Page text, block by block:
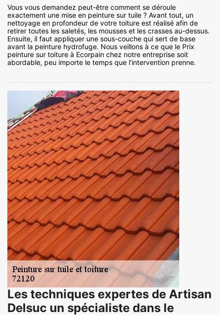
Vous vous demandez peut-être comment se déroule
exactement une mise en peinture sur tuile ? Avant tout, un
nettoyage en profondeur de votre toiture est réalisé afin de
retirer toutes les saletés, les mousses et les crasses au-dessus.
Ensuite, il faut appliquer une sous-couche qui sert de base
avant la peinture hydrofuge. Nous veillons à ce que le Prix
peinture sur toiture à Ecorpain chez notre entreprise soit
abordable, peu importe le temps que l’intervention prenne.
Les techniques expertes de Artisan
Delsuc un spécialiste dans le